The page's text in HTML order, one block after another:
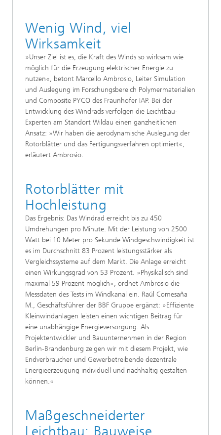
Wenig Wind, viel
Wirksamkeit
»Unser Ziel ist es, die Kraft des Winds so wirksam wie
möglich für die Erzeugung elektrischer Energie zu
nutzen«, betont Marcello Ambrosio, Leiter Simulation
und Auslegung im Forschungsbereich Polymermaterialien
und Composite PYCO des Fraunhofer IAP. Bei der
Entwicklung des Windrads verfolgen die Leichtbau-
Experten am Standort Wildau einen ganzheitlichen
Ansatz: »Wir haben die aerodynamische Auslegung der
Rotorblätter und das Fertigungsverfahren optimiert«,
erläutert Ambrosio.
Rotorblätter mit
Hochleistung
Das Ergebnis: Das Windrad erreicht bis zu 450
Umdrehungen pro Minute. Mit der Leistung von 2500
Watt bei 10 Meter pro Sekunde Windgeschwindigkeit ist
es im Durchschnitt 83 Prozent leistungsstärker als
Vergleichssysteme auf dem Markt. Die Anlage erreicht
einen Wirkungsgrad von 53 Prozent. »Physikalisch sind
maximal 59 Prozent möglich«, ordnet Ambrosio die
Messdaten des Tests im Windkanal ein. Raúl Comesaña
M., Geschäftsführer der BBF Gruppe ergänzt: »Effiziente
Kleinwindanlagen leisten einen wichtigen Beitrag für
eine unabhängige Energieversorgung. Als
Projektentwickler und Bauunternehmen in der Region
Berlin-Brandenburg zeigen wir mit diesem Projekt, wie
Endverbraucher und Gewerbetreibende dezentrale
Energieerzeugung individuell und nachhaltig gestalten
können.«
Maßgeschneiderter
Leichtbau: Bauweise,